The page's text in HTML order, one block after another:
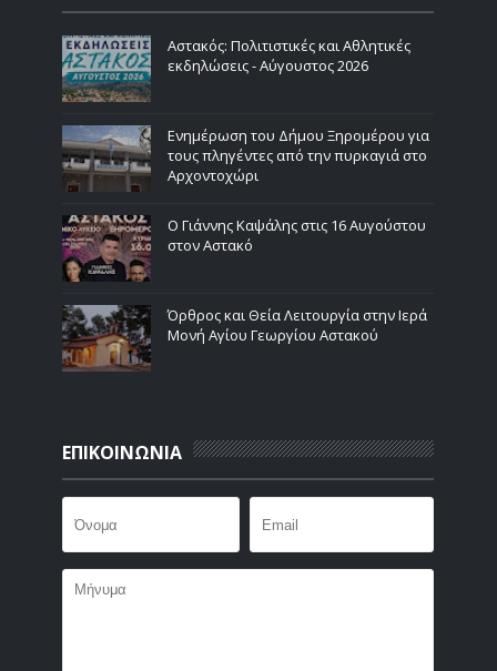
Αστακός: Πολιτιστικές και Αθλητικές
εκδηλώσεις - Αύγουστος 2026
Ενημέρωση του Δήμου Ξηρομέρου για
τους πληγέντες από την πυρκαγιά στο
Αρχοντοχώρι
Ο Γιάννης Καψάλης στις 16 Αυγούστου
στον Αστακό
Όρθρος και Θεία Λειτουργία στην Ιερά
Μονή Αγίου Γεωργίου Αστακού
ΕΠΙΚΟΙΝΩΝΙΑ